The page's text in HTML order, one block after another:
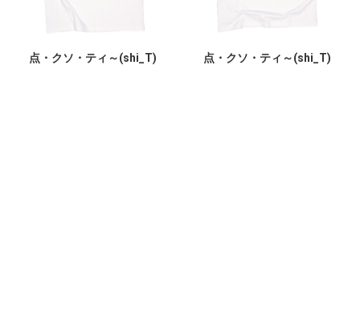
点・クソ・ティ～(shi_T) 点・クソ・ティ～(shi_T)